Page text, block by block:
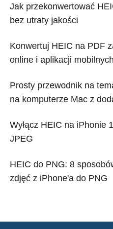
Jak przekonwertować
bez utraty jakości
Konwertuj HEIC na PDF
online i aplikacji mobilnych
Prosty przewodnik na
na komputerze Mac z
Wyłącz HEIC na iPhonie
JPEG
HEIC do PNG: 8
zdjęć z iPhone'a do PNG